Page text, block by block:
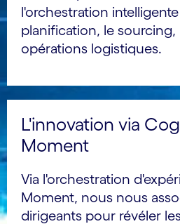
l'orchestration
planification, le sourcing,
opérations logistiques.
L'innovation via
Moment
Via l'orchestration
Moment, nous nous
dirigeants pour révéler